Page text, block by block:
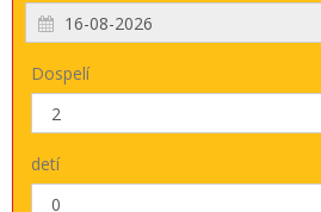
Dospelí
detí